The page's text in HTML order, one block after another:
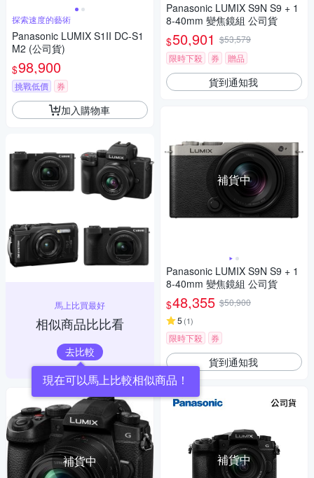
探索速度的藝術
Panasonic LUMIX S1II DC-S1
M2 (公司貨)
$98,900
挑戰低價 券
加入購物車
馬上比買最好
相似商品比比看
去比較
現在可以馬上比較相似商品！
補貨中
Panasonic LUMIX S9N S9 + 1
8-40mm 變焦鏡組 公司貨
$50,901 $53,579
限時下殺
券 贈品
貨到通知我
補貨中
Panasonic LUMIX S9N S9 + 1
8-40mm 變焦鏡組 公司貨
$48,355 $50,900
5 (1)
限時下殺 券
貨到通知我
補貨中